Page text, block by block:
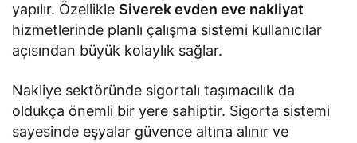
yapılır. Özellikle Siverek evden eve nakliyat
hizmetlerinde planlı çalışma sistemi kullanıcılar
açısından büyük kolaylık sağlar.
Nakliye sektöründe sigortalı taşımacılık da
oldukça önemli bir yere sahiptir. Sigorta sistemi
sayesinde eşyalar güvence altına alınır ve